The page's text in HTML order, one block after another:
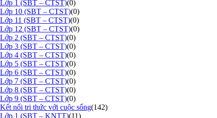
Lớp 1 (SBT – CTST)(0)
Lớp 10 (SBT – CTST)(0)
Lớp 11 (SBT – CTST)(0)
Lớp 12 (SBT – CTST)(0)
Lớp 2 (SBT – CTST)(0)
Lớp 3 (SBT – CTST)(0)
Lớp 4 (SBT – CTST)(0)
Lớp 5 (SBT – CTST)(0)
Lớp 6 (SBT – CTST)(0)
Lớp 7 (SBT – CTST)(0)
Lớp 8 (SBT – CTST)(0)
Lớp 9 (SBT – CTST)(0)
Kết nối tri thức với cuộc sống(142)
Lớp 1 (SBT – KNTT)(11)